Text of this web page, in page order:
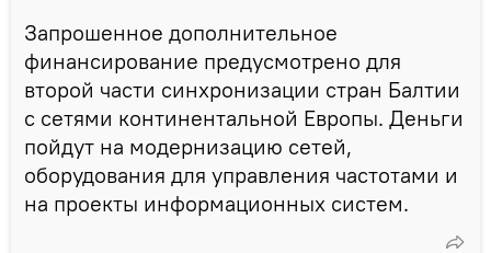
Запрошенное дополнительное
финансирование предусмотрено для
второй части синхронизации стран Балтии
с сетями континентальной Европы. Деньги
пойдут на модернизацию сетей,
оборудования для управления частотами и
на проекты информационных систем.